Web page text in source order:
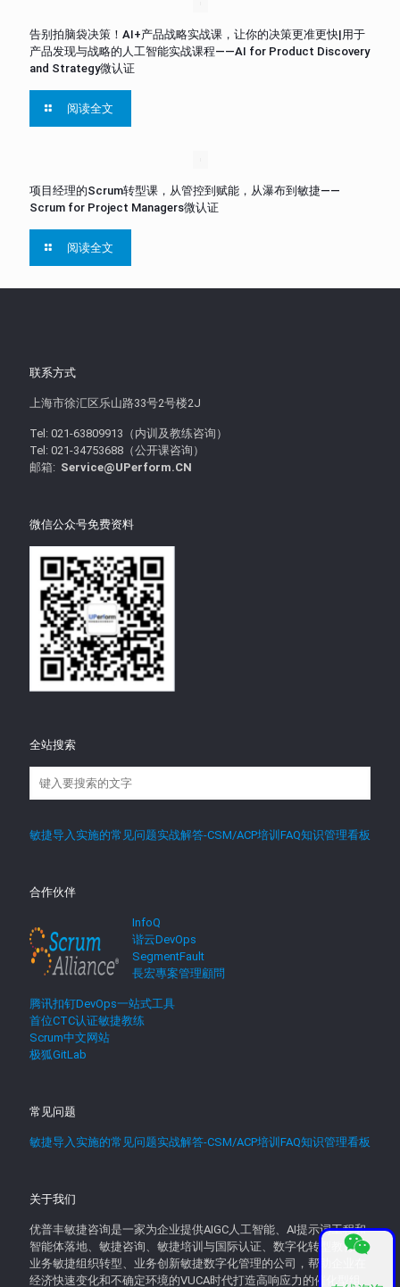
告别拍脑袋决策！AI+产品战略实战课，让你的决策更准更快|用于
产品发现与战略的人工智能实战课程——AI for Product Discovery
and Strategy微认证
阅读全文
项目经理的Scrum转型课，从管控到赋能，从瀑布到敏捷——
Scrum for Project Managers微认证
阅读全文
联系方式
上海市徐汇区乐山路33号2号楼2J
Tel: 021-63809913（内训及教练咨询）
Tel: 021-34753688（公开课咨询）
邮箱: Service@UPerform.CN
微信公众号免费资料
全站搜索
敏捷导入实施的常见问题实战解答-CSM/ACP培训FAQ知识管理看板
合作伙伴
InfoQ
谐云DevOps
SegmentFault
長宏專案管理顧問
腾讯扣钉DevOps一站式工具
首位CTC认证敏捷教练
Scrum中文网站
极狐GitLab
常见问题
敏捷导入实施的常见问题实战解答-CSM/ACP培训FAQ知识管理看板
关于我们
优普丰敏捷咨询是一家为企业提供AIGC人工智能、AI提示词工程和
智能体落地、敏捷咨询、敏捷培训与国际认证、数字化转型教育、
业务敏捷组织转型、业务创新敏捷数字化管理的公司，帮助企业在
经济快速变化和不确定环境的VUCA时代打造高响应力的催化型组